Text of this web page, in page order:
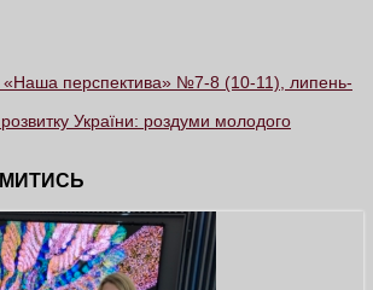
перспектива» №7-8 (10-11), липень-
розвитку України: роздуми молодого